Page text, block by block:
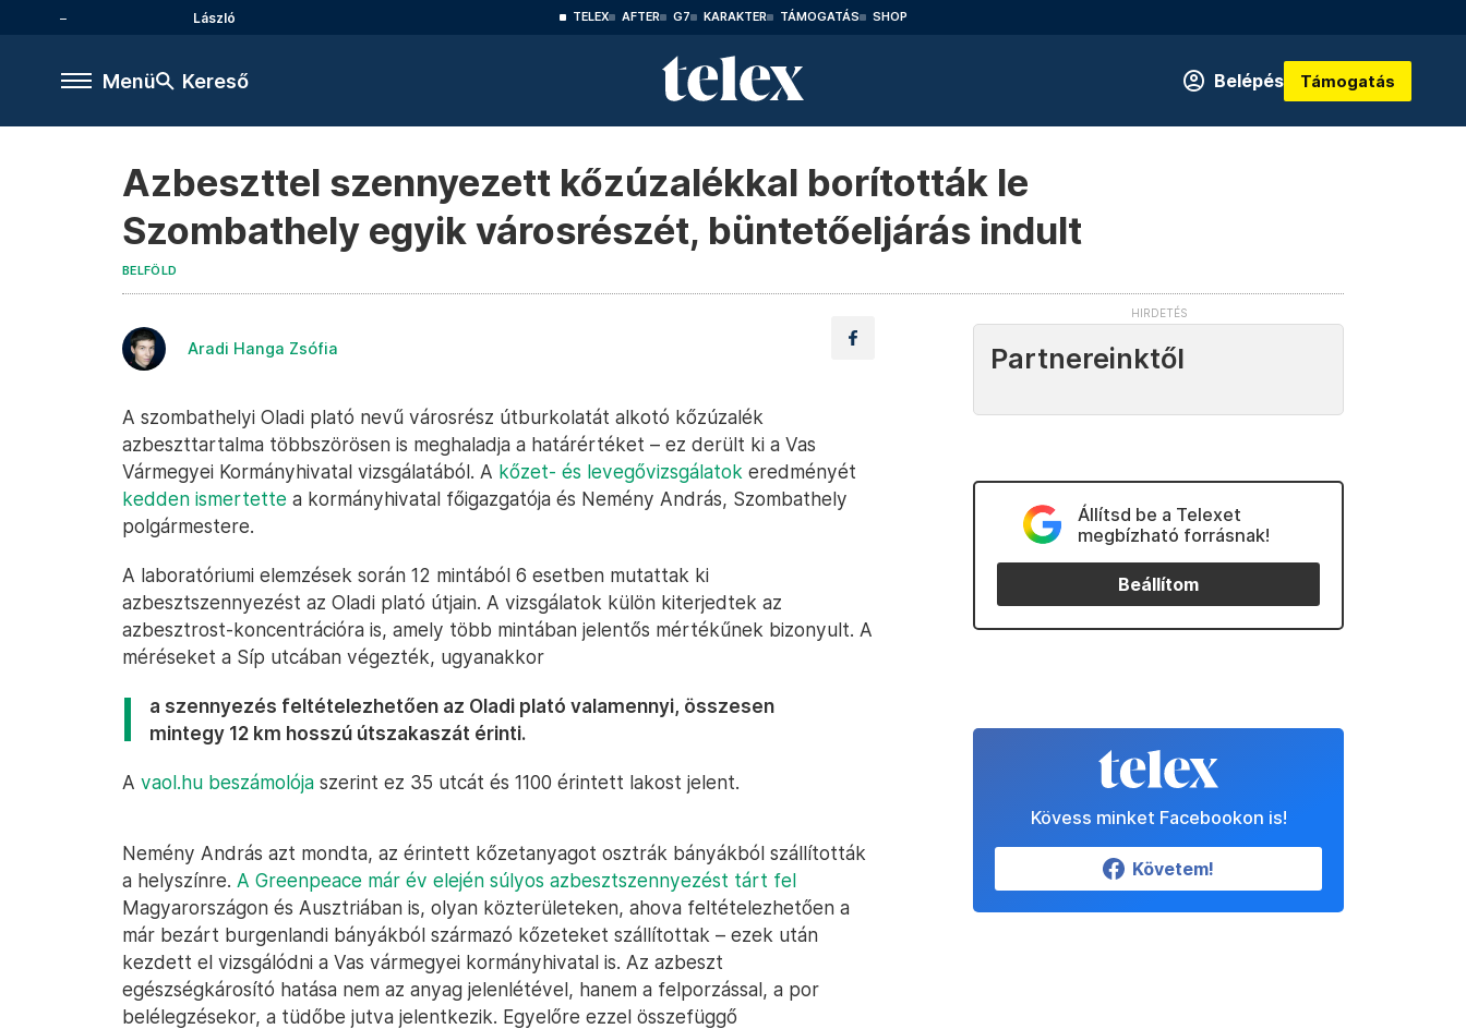
László TELEX AFTER G7 KARAKTER TÁMOGATÁS SHOP
Menü Kereső Belépés Támogatás
Azbeszttel szennyezett kőzúzalékkal borították le
Szombathely egyik városrészét, büntetőeljárás indult
BELFÖLD
Aradi Hanga Zsófia
A szombathelyi Oladi plató nevű városrész útburkolatát alkotó kőzúzalék
azbeszttartalma többszörösen is meghaladja a határértéket – ez derült ki a Vas
Vármegyei Kormányhivatal vizsgálatából. A kőzet- és levegővizsgálatok eredményét
kedden ismertette a kormányhivatal főigazgatója és Nemény András, Szombathely
polgármestere.
A laboratóriumi elemzések során 12 mintából 6 esetben mutattak ki
azbesztszennyezést az Oladi plató útjain. A vizsgálatok külön kiterjedtek az
azbesztrost-koncentrációra is, amely több mintában jelentős mértékűnek bizonyult. A
méréseket a Síp utcában végezték, ugyanakkor
a szennyezés feltételezhetően az Oladi plató valamennyi, összesen
mintegy 12 km hosszú útszakaszát érinti.
A vaol.hu beszámolója szerint ez 35 utcát és 1100 érintett lakost jelent.
Nemény András azt mondta, az érintett kőzetanyagot osztrák bányákból szállították
a helyszínre. A Greenpeace már év elején súlyos azbesztszennyezést tárt fel
Magyarországon és Ausztriában is, olyan közterületeken, ahova feltételezhetően a
már bezárt burgenlandi bányákból származó kőzeteket szállítottak – ezek után
kezdett el vizsgálódni a Vas vármegyei kormányhivatal is. Az azbeszt
egészségkárosító hatása nem az anyag jelenlétével, hanem a felporzással, a por
belélegzésekor, a tüdőbe jutva jelentkezik. Egyelőre ezzel összefüggő
Partnereinktől
Állítsd be a Telexet
megbízható forrásnak!
Beállítom
Kövess minket Facebookon is!
Követem!